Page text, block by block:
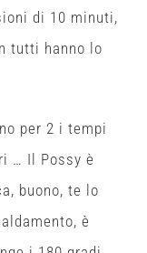
di 10 minuti,
tutti hanno lo
per 2 i tempi
… I l Possy è
buono, te lo
è